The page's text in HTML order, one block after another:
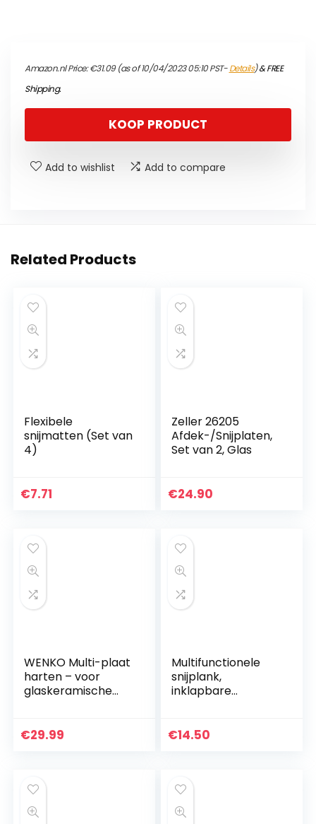
Amazon.nl Price:€31.09(as of 10/04/2023 05:10 PST-Details)&FREE
Shipping.
KOOP PRODUCT
Add to wishlist Add to compare
Related Products
Flexibele
snijmatten (Set van
4)
€7.71
Zeller 26205
Afdek-/Snijplaten,
Set van 2, Glas
€24.90
WENKO Multi-plaat
harten – voor
glaskeramische
glas, 56 x 0,5 x 50
€29.99
Multifunctionele
snijplank,
inklapbare
mand, hakken &
€14.50